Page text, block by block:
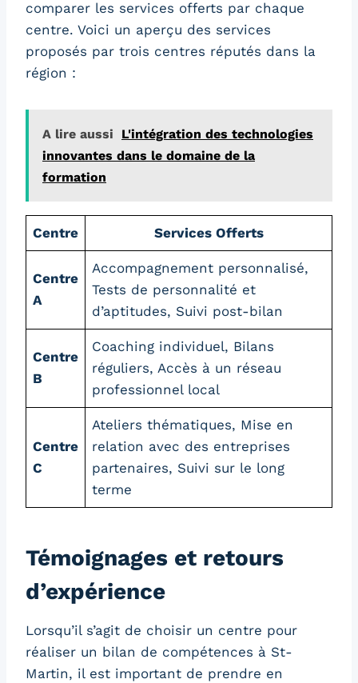
comparer les services offerts par chaque
centre. Voici un aperçu des services
proposés par trois centres réputés dans la
région :
A lire aussi
L'intégration des technologies
innovantes dans le domaine de la
formation
Centre Services Offerts
Centre
A
Accompagnement personnalisé,
Tests de personnalité et
d’aptitudes, Suivi post-bilan
Centre
B
Coaching individuel, Bilans
réguliers, Accès à un réseau
professionnel local
Centre
C
Ateliers thématiques, Mise en
relation avec des entreprises
partenaires, Suivi sur le long
terme
Témoignages et retours
d’expérience
Lorsqu’il s’agit de choisir un centre pour
réaliser un bilan de compétences à St-
Martin, il est important de prendre en